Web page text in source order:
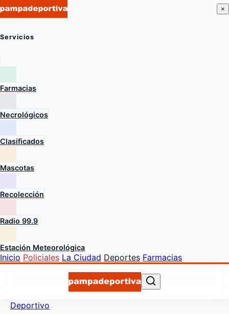
×
Servicios
Farmacias
Necrológicos
Clasificados
Mascotas
Recolección
Radio 99.9
Estación Meteorológica
Inicio Policiales La Ciudad Deportes Farmacias
Deportivo